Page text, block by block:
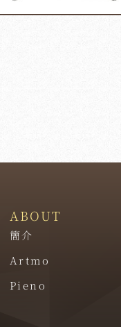
ABOUT
簡介
Artmo
Pieno